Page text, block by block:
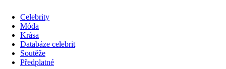
Celebrity
Móda
Krása
Databáze celebrit
Soutěže
Předplatné